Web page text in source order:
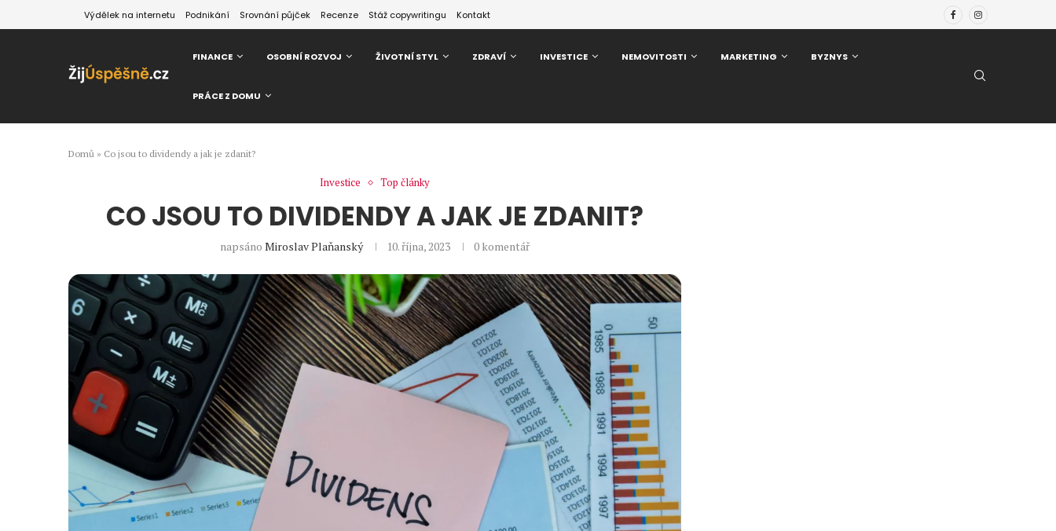
Výdělek na internetu Podnikání Srovnání půjček Recenze Stáž copywritingu Kontakt
FINANCE OSOBNÍ ROZVOJ ŽIVOTNÍ STYL ZDRAVÍ INVESTICE NEMOVITOSTI MARKETING BYZNYS
PRÁCE Z DOMU
Domů » Co jsou to dividendy a jak je zdanit?
Investice Top články
CO JSOU TO DIVIDENDY A JAK JE ZDANIT?
napsáno Miroslav Plaňanský 10. října, 2023 0 komentář